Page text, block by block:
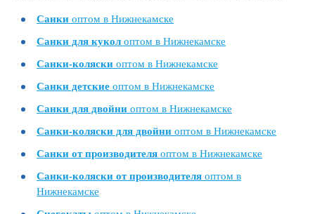
Санки оптом в Нижнекамске
Санки для кукол оптом в Нижнекамске
Санки-коляски оптом в Нижнекамске
Санки детские оптом в Нижнекамске
Санки для двойни оптом в Нижнекамске
Санки-коляски для двойни оптом в Нижнекамске
Санки от производителя оптом в Нижнекамске
Санки-коляски от производителя оптом в
Нижнекамске